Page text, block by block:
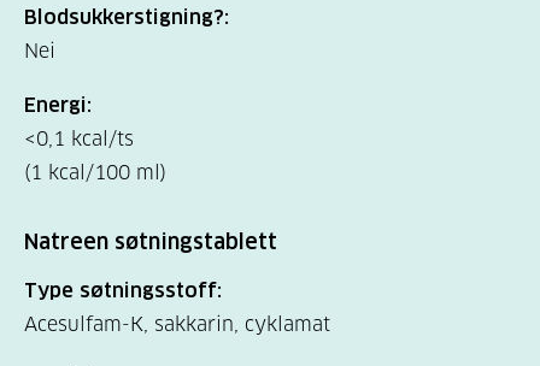
Blodsukkerstigning?:
Nei
Energi:
<0,1 kcal/ts
(1 kcal/100 ml)
Natreen søtningstablett
Type søtningsstoff:
Acesulfam-K, sakkarin, cyklamat